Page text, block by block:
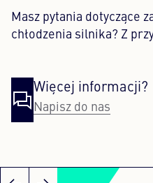
Masz pytania dotyczące
chłodzenia silnika? Z
Więcej informacji?
Napisz do nas